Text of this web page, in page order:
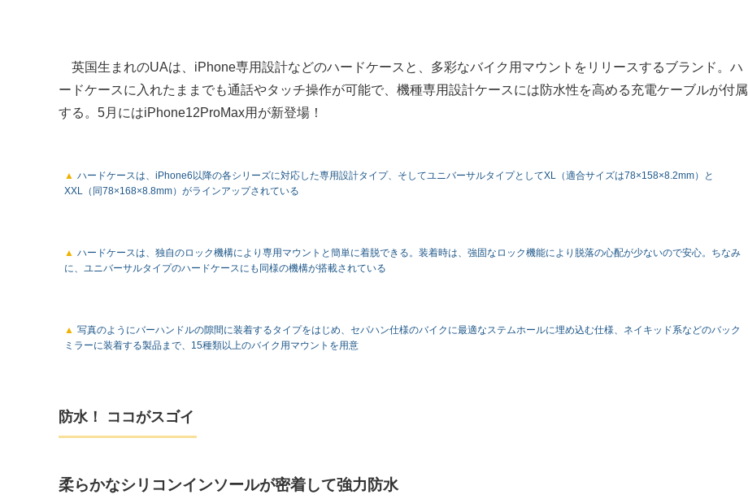
英国生まれのUAは、iPhone専用設計などのハードケースと、多彩なバイク用マウントをリリースするブランド。ハ
ードケースに入れたままでも通話やタッチ操作が可能で、機種専用設計ケースには防水性を高める充電ケーブルが付属
する。5月にはiPhone12ProMax用が新登場！
ハードケースは、iPhone6以降の各シリーズに対応した専用設計タイプ、そしてユニバーサルタイプとしてXL（適合サイズは78×158×8.2mm）と
XXL（同78×168×8.8mm）がラインアップされている
ハードケースは、独自のロック機構により専用マウントと簡単に着脱できる。装着時は、強固なロック機能により脱落の心配が少ないので安心。ちなみ
に、ユニバーサルタイプのハードケースにも同様の機構が搭載されている
写真のようにバーハンドルの隙間に装着するタイプをはじめ、セパハン仕様のバイクに最適なステムホールに埋め込む仕様、ネイキッド系などのバック
ミラーに装着する製品まで、15種類以上のバイク用マウントを用意
防水！ ココがスゴイ
柔らかなシリコンインソールが密着して強力防水